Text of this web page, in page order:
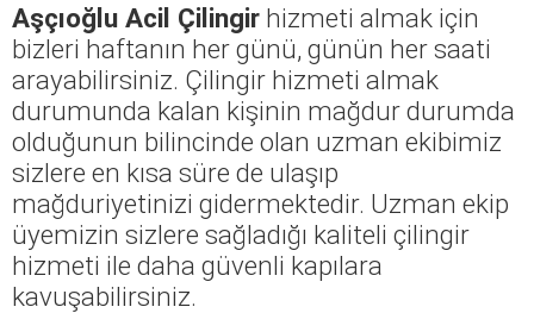
Aşçıoğlu Acil Çilingir hizmeti almak için
bizleri haftanın her günü, günün her saati
arayabilirsiniz. Çilingir hizmeti almak
durumunda kalan kişinin mağdur durumda
olduğunun bilincinde olan uzman ekibimiz
sizlere en kısa süre de ulaşıp
mağduriyetinizi gidermektedir. Uzman ekip
üyemizin sizlere sağladığı kaliteli çilingir
hizmeti ile daha güvenli kapılara
kavuşabilirsiniz.